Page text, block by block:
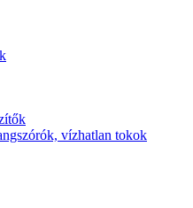
vízhatlan tokok